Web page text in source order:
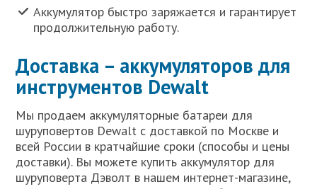
Аккумулятор быстро заряжается и гарантирует
продолжительную работу.
Доставка – аккумуляторов для
инструментов Dewalt
Мы продаем аккумуляторные батареи для
шуруповертов Dewalt с доставкой по Москве и
всей России в кратчайшие сроки (способы и цены
доставки). Вы можете купить аккумулятор для
шуруповерта Дэволт в нашем интернет-магазине,